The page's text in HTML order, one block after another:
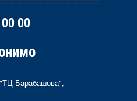
00
"ТЦ Барабашова",